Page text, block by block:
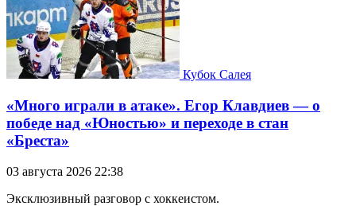
Кубок Салея
«Много играли в атаке». Егор Клавдиев — о
победе над «Юностью» и переходе в стан
«Бреста»
03 августа 2026 22:38
Эксклюзивный разговор с хоккеистом.